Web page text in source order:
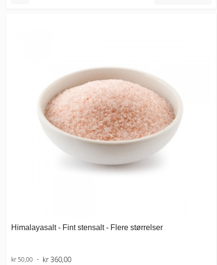
Himalayasalt - Fint stensalt - Flere størrelser
kr 50,00 kr 360,00